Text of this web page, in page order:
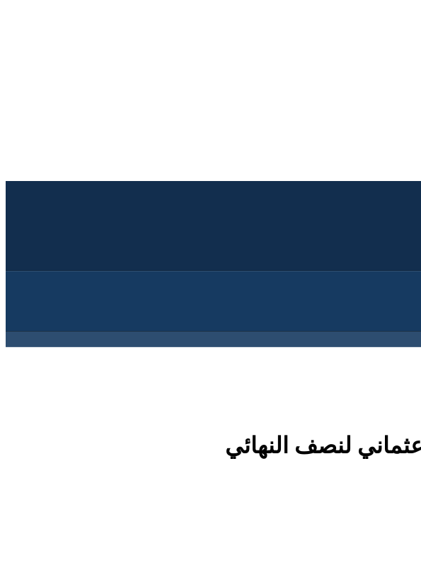
لنصف النهائي